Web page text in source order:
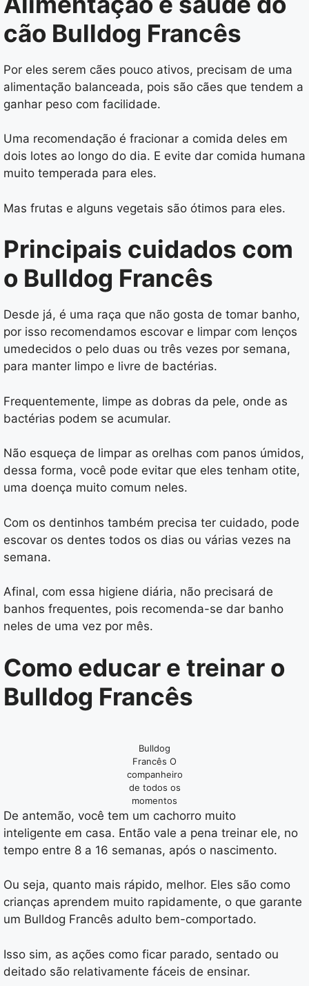
cão Bulldog Francês
Por eles serem cães pouco ativos, precisam de uma
alimentação balanceada, pois são cães que tendem a
ganhar peso com facilidade.
Uma recomendação é fracionar a comida deles em
dois lotes ao longo do dia. E evite dar comida humana
muito temperada para eles.
Mas frutas e alguns vegetais são ótimos para eles.
Principais cuidados com
o Bulldog Francês
Desde já, é uma raça que não gosta de tomar banho,
por isso recomendamos escovar e limpar com lenços
umedecidos o pelo duas ou três vezes por semana,
para manter limpo e livre de bactérias.
Frequentemente, limpe as dobras da pele, onde as
bactérias podem se acumular.
Não esqueça de limpar as orelhas com panos úmidos,
dessa forma, você pode evitar que eles tenham otite,
uma doença muito comum neles.
Com os dentinhos também precisa ter cuidado, pode
escovar os dentes todos os dias ou várias vezes na
semana.
Afinal, com essa higiene diária, não precisará de
banhos frequentes, pois recomenda-se dar banho
neles de uma vez por mês.
Como educar e treinar o
Bulldog Francês
Bulldog
Francês O
companheiro
de todos os
momentos
De antemão, você tem um cachorro muito
inteligente em casa. Então vale a pena treinar ele, no
tempo entre 8 a 16 semanas, após o nascimento.
Ou seja, quanto mais rápido, melhor. Eles são como
crianças aprendem muito rapidamente, o que garante
um Bulldog Francês adulto bem-comportado.
Isso sim, as ações como ficar parado, sentado ou
deitado são relativamente fáceis de ensinar.